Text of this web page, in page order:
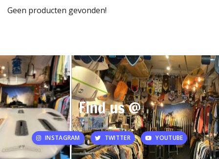
Geen producten gevonden!
Find us @
INSTAGRAM TWITTER YOUTUBE